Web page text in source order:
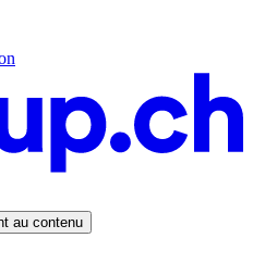
au contenu